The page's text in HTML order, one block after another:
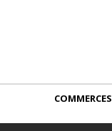
COMMERCES